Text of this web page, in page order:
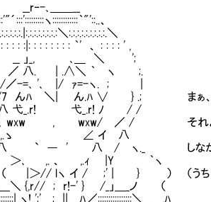
＿__
::::::::::::｀"'::..、
＼:.:.:.:.:.:.:.:.:.＼
: : : : : : ｀' 、 : : : : ' ,
､＿ ＼ ';
| .∧＼ ｀ ヽ ;.
'､ |/ ｧ=-ヽ. ; |
.ﾊ ∨ } .; まぁ、そのあたり
_.r! 弋_.r! ﾉ / /
／ / それよりも覚醒者にな
ゝ ∠ イ 八
._ しなかったら国家反逆罪に
,. 、 ,.ｨ |Y ｀ヽ
lヽ イ / ;' | } ） （うち一人は、
{,r// ; r!-' } /_」＿_ノ （
ヽ! ';' ; ||＿ﾊ／::::::::::::::::＼ ,ﾊ